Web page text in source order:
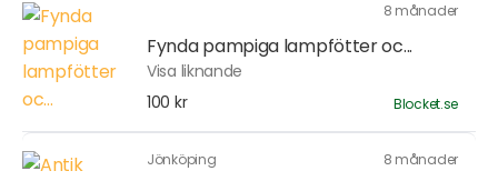
8 månader
Fynda pampiga lampfötter oc...
Visa liknande
100 kr
Blocket.se
Jönköping 8 månader